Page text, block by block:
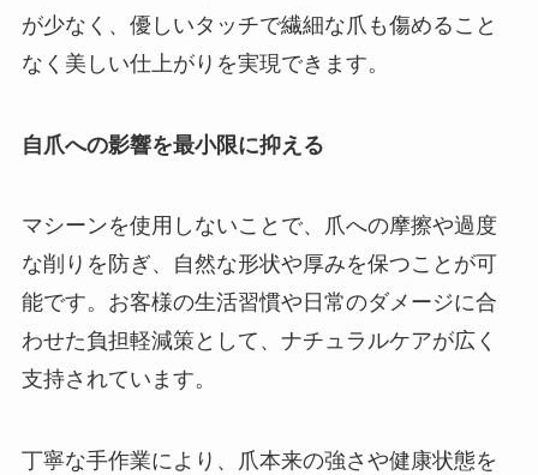
が少なく、優しいタッチで繊細な爪も傷めること
なく美しい仕上がりを実現できます。
自爪への影響を最小限に抑える
マシーンを使用しないことで、爪への摩擦や過度
な削りを防ぎ、自然な形状や厚みを保つことが可
能です。お客様の生活習慣や日常のダメージに合
わせた負担軽減策として、ナチュラルケアが広く
支持されています。
丁寧な手作業により、爪本来の強さや健康状態を